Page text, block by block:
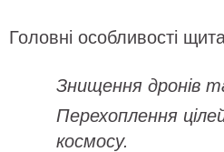
Головні особливості
Знищення дронів
Перехоплення
космосу.